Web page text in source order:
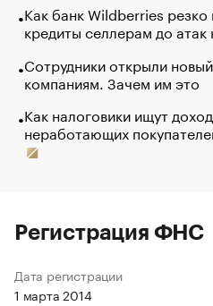
Как банк Wildberries резко
кредиты селлерам до атак
Сотрудники открыли
компаниям. Зачем им это
Как налоговики ищут
неработающих
Регистрация ФНС
Дата регистрации
1 марта 2014